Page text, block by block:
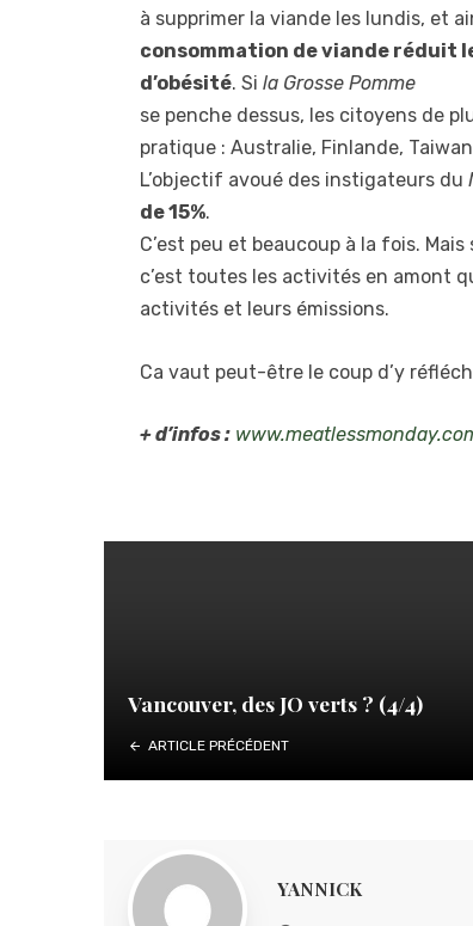
à supprimer la viande les lundis, et
consommation de viande réduit
d’obésité. Si la Grosse Pomme
se penche dessus, les citoyens de
pratique : Australie, Finlande,
L’objectif avoué des instigateurs du
de 15%.
C’est peu et beaucoup à la fois.
c’est toutes les activités en amont
activités et leurs émissions.
Ca vaut peut-être le coup d’y
+ d’infos :
Vancouver, des JO verts ? (4/4)
ARTICLE PRÉCÉDENT
YANNICK